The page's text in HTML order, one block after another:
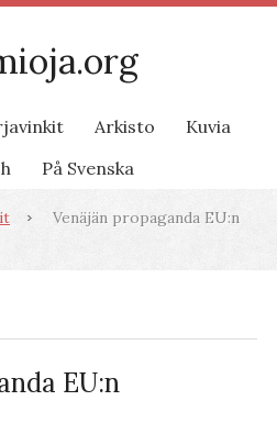
Arkisto
Kuvia
På Svenska
Venäjän propaganda EU:n
EU:n